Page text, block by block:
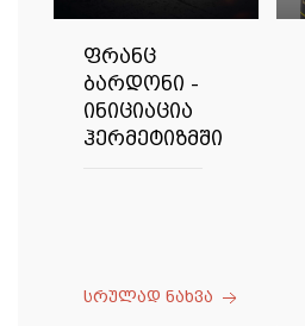
ფრანც
ბარდონი -
ინიციაცია
ჰერმეტიზმში
სრულად ნახვა